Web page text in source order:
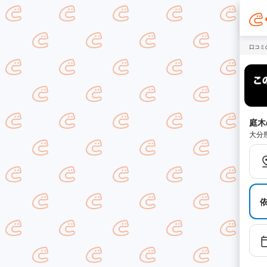
口コミ
庭
大分